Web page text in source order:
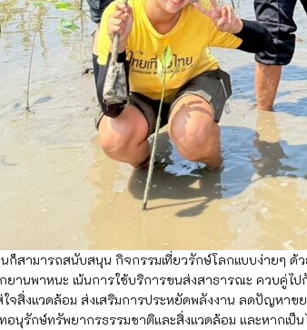
รถสนับสนุน กิจกรรมเที่ยวรักษ์โลกแบบง่ายๆ ด้วยกั
กยานพาหนะ เน้นการใช้บริการขนส่งสาธารณะ ควบคู่
ใจสิ่งแวดล้อม ส่งเสริมการประหยัดพลังงาน ลดปัญห
อนุรักษ์ทรัพยากรธรรมชาติและสิ่งแวดล้อม และหาก